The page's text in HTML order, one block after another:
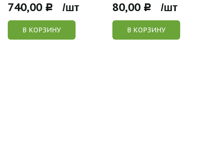
740,00 Р /шт
В КОРЗИНУ
80,00 Р /шт
В КОРЗИНУ